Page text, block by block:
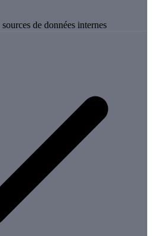
de données internes